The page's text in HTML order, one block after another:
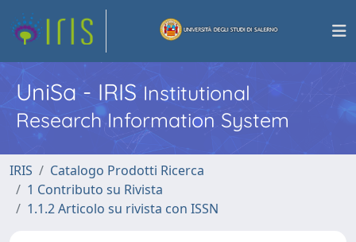
UniSa - IRISInstitutional
Research Information System
IRIS
Catalogo Prodotti Ricerca
1 Contributo su Rivista
1.1.2 Articolo su rivista con ISSN